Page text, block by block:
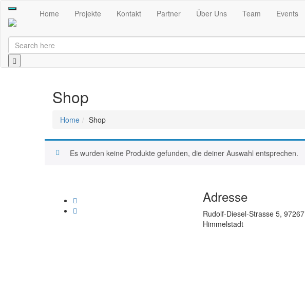
Toggle
navigation
Home Projekte Kontakt Partner Über Uns Team Events
Shop
Home Shop
Es wurden keine Produkte gefunden, die deiner Auswahl entsprechen.
Adresse
Rudolf-Diesel-Strasse 5, 97267
Himmelstadt